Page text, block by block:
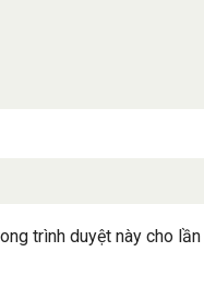
trình duyệt này cho